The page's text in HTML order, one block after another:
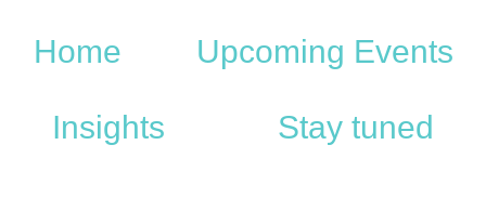
Home Upcoming Events
Insights Stay tuned